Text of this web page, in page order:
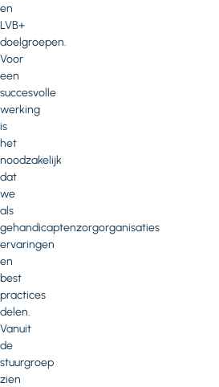
en
LVB+
doelgroepen.
Voor
een
succesvolle
werking
is
het
noodzakelijk
dat
we
als
gehandicaptenzorgorganisaties
ervaringen
en
best
practices
delen.
Vanuit
de
stuurgroep
zien